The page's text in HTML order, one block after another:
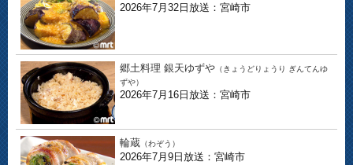
2026年7月32日放送：宮崎市
郷土料理 銀天ゆずや （きょうどりょうり ぎんてんゆ
ずや）
2026年7月16日放送：宮崎市
輪蔵 （わぞう）
2026年7月9日放送：宮崎市